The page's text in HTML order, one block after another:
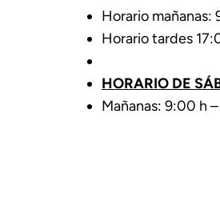
Horario mañanas:
Horario tardes
HORARIO DE
Mañanas: 9:00 h